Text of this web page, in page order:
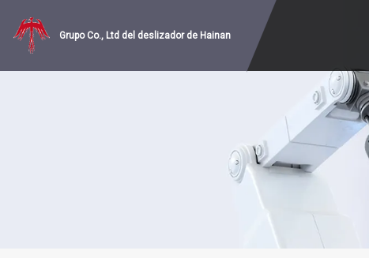
Grupo Co., Ltd del deslizador de Hainan